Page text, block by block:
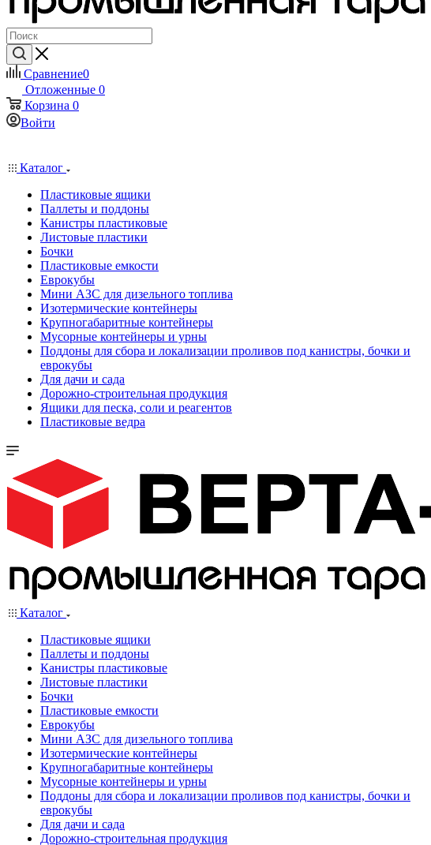
Сравнение0
Отложенные 0
Корзина 0
Войти
Каталог
Пластиковые ящики
Паллеты и поддоны
Канистры пластиковые
Листовые пластики
Бочки
Пластиковые емкости
Еврокубы
Мини АЗС для дизельного топлива
Изотермические контейнеры
Крупногабаритные контейнеры
Мусорные контейнеры и урны
Поддоны для сбора и локализации проливов под канистры, бочки и
еврокубы
Для дачи и сада
Дорожно-строительная продукция
Ящики для песка, соли и реагентов
Пластиковые ведра
Каталог
Пластиковые ящики
Паллеты и поддоны
Канистры пластиковые
Листовые пластики
Бочки
Пластиковые емкости
Еврокубы
Мини АЗС для дизельного топлива
Изотермические контейнеры
Крупногабаритные контейнеры
Мусорные контейнеры и урны
Поддоны для сбора и локализации проливов под канистры, бочки и
еврокубы
Для дачи и сада
Дорожно-строительная продукция